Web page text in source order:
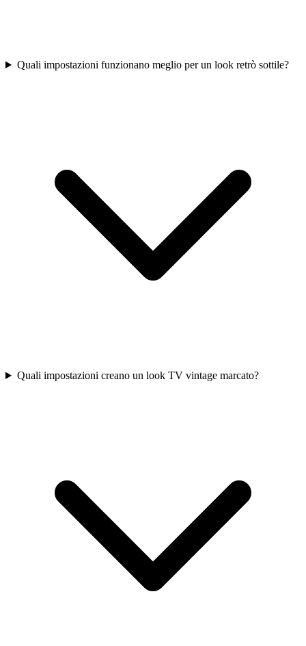
Quali impostazioni funzionano meglio per un look retrò sottile?
Quali impostazioni creano un look TV vintage marcato?